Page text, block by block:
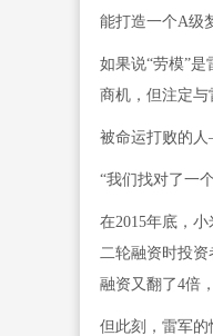
能打造一个A级
如果说“劳模”
商机，但注定与
被命运打败的人
“我们找对了一
在2015年底，
二轮融资时投
融资又翻了4倍
但此刻，雷军的